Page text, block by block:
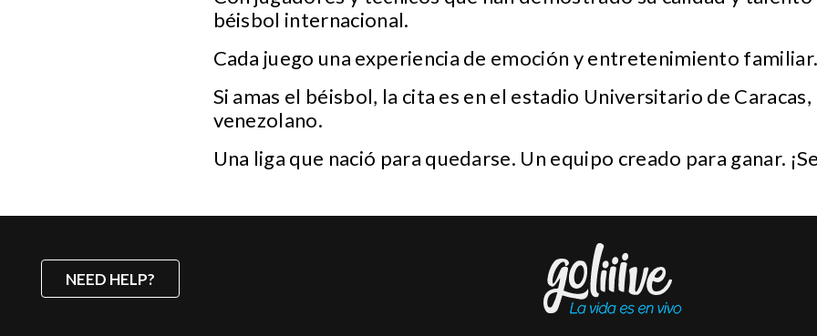
béisbol internacional.
Cada juego una experiencia de emoción y entretenimiento
Si amas el béisbol, la cita es en el estadio Universitario de
venezolano.
Una liga que nació para quedarse. Un equipo creado para ganar.
NEED HELP?